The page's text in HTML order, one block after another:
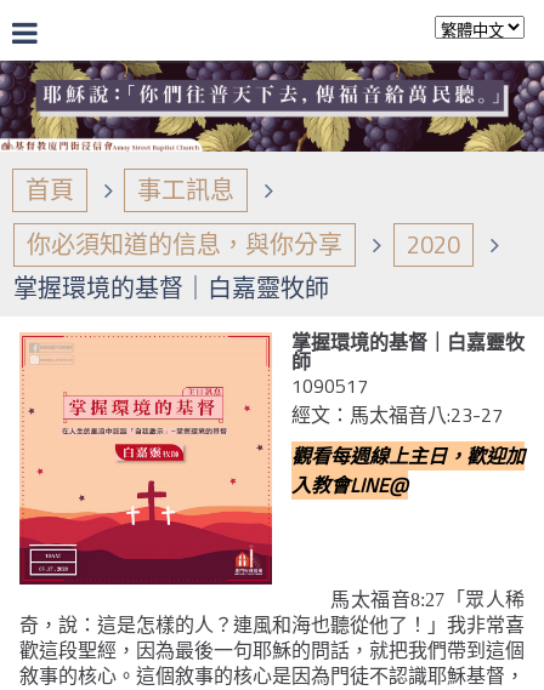
首頁
事工訊息
你必須知道的信息，與你分享
2020
掌握環境的基督｜白嘉靈牧師
掌握環境的基督｜白嘉靈牧
師
1090517
經文：馬太福音八:23-27
觀看每週線上主日，歡迎加
入教會LINE@
馬太福音8:27 「眾人稀
奇，說：這是怎樣的人？連風和海也聽從他了！」 我非常喜
歡這段聖經，因為最後一句耶穌的問話，就把我們帶到這個
敘事的核心。這個敘事的核心是因為門徒不認識耶穌基督，